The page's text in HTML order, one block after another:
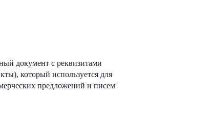
документ с реквизитами
который используется для
предложений и писем